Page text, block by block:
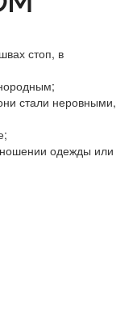
стоп, в
стали неровными,
ношении одежды или